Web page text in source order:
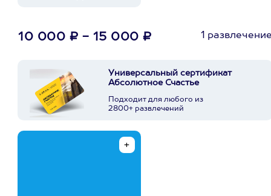
10 000 ₽ - 15 000 ₽ 1
Универсальный сертификат
Абсолютное Счастье
Подходит для любого из
2800+ развлечений